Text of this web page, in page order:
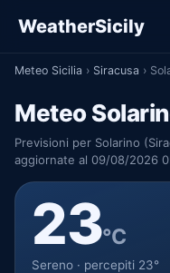
WeatherSicily
Meteo Sicilia › Siracusa ›
Meteo
Previsioni per Solarino
aggiornate al 09/08/2026
23°C
Sereno · percepiti 23°